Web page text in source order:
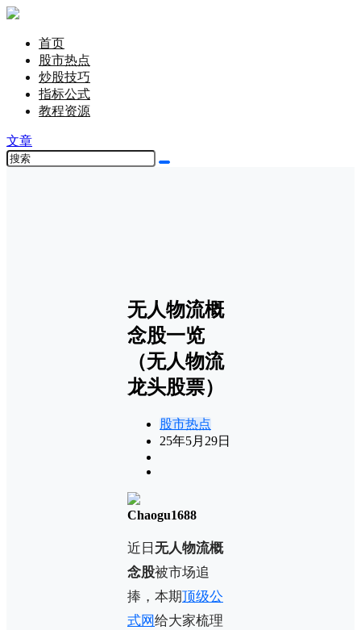
首页
股市热点
炒股技巧
指标公式
教程资源
文章
无人物流概
念股一览
（无人物流
龙头股票）
股市热点
25年5月29日
Chaogu1688
近日 无人物流概
念股被市场追
捧，本期顶级公
式网给大家梳理